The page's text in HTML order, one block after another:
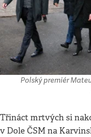
Polský premiér
Třináct mrtvých si
v Dole ČSM na